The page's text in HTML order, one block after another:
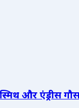
और एंड्रीस